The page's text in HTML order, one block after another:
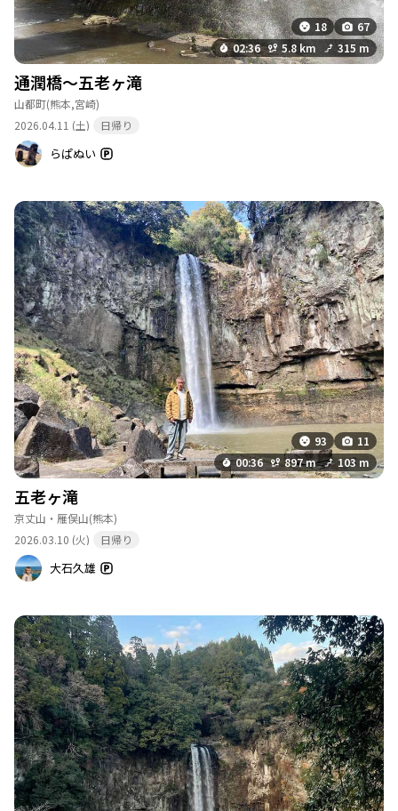
18
67
02:36
5.8 km 315 m
通潤橋〜五老ヶ滝
山都町(熊本,宮崎)
2026.04.11 (土)
日帰り
らぱぬい
93
11
00:36
897 m 103 m
五老ヶ滝
京丈山・雁俣山(熊本)
2026.03.10 (火)
日帰り
大石久雄